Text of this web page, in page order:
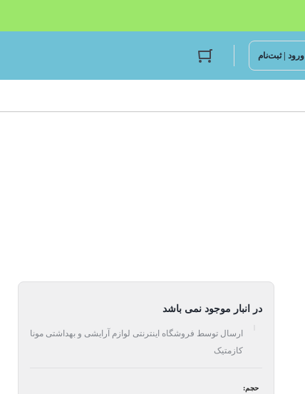
ورود | ثبت‌نام
در انبار موجود نمی باشد
ارسال توسط فروشگاه اینترنتی لوازم آرایشی و بهداشتی مونا
کازمتیک
حجم: